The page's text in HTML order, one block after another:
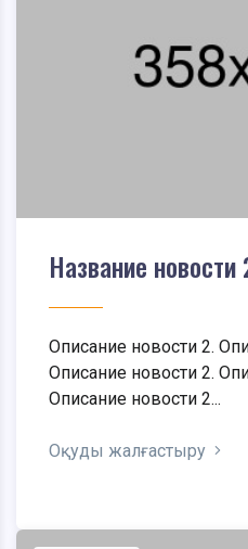
Название новости
Описание новости 2.
Описание новости 2.
Описание новости 2...
Оқуды жалғастыру